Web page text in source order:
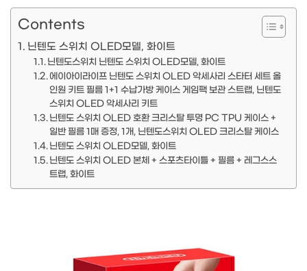
Contents
닌텐도 스위치 OLED모델, 화이트
닌텐도스위치 닌텐도 스위치 OLED모델, 화이트
에이아이라이프 닌텐도 스위치 OLED 악세사리 스타터 세트 올
인원 키트 필름 1+1 수납가방 케이스 게임팩 보관 스트랩, 닌텐도
스위치 OLED 악세사리 키트
닌텐도 스위치 OLED 호환 크리스탈 투명 PC TPU 케이스 +
일반 필름 1매 증정, 1개, 닌텐도스위치 OLED 크리스탈 케이스
닌텐도 스위치 OLED모델, 화이트
닌텐도 스위치 OLED 본체 + 스포츠타이틀 + 필름 + 레그스스
트랩, 화이트